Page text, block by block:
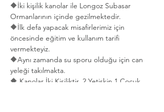
🔶İki kişilik kanolar ile Longoz Subasar
Ormanlarının içinde gezilmektedir.
🔶İlk defa yapacak misafirlerimiz için
öncesinde eğitim ve kullanım tarifi
vermekteyiz.
🔶Aynı zamanda su sporu olduğu için can
yeleği takılmakta.
🔶 Kanolar İki Kişiliktir. 2 Yetişkin 1 Çocuk